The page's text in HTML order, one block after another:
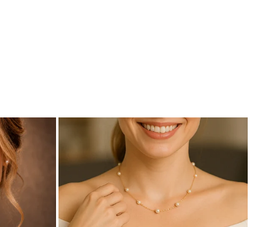
proveniența naturală a perlelor.
mari.